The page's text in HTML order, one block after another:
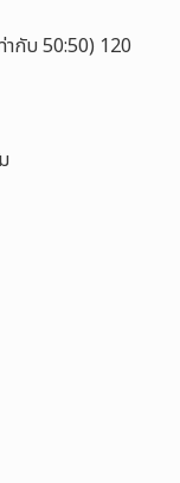
ากับ 50:50) 120